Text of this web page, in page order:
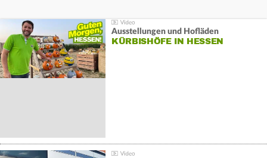
Ausstellungen und Hofläden
KÜRBISHÖFE IN HESSEN